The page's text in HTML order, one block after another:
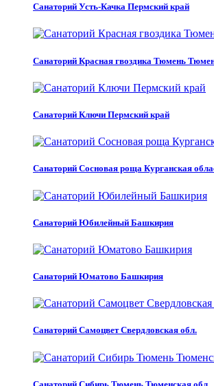
Санаторий Усть-Качка Пермский край
Санаторий Красная гвоздика Тюмень
Санаторий Ключи Пермский край
Санаторий Сосновая роща Курганская
Санаторий Юбилейный Башкирия
Санаторий Юматово Башкирия
Санаторий Самоцвет Свердловская обл.